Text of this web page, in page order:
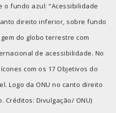
o fundo azul: “Acessibilidade
direito inferior, sobre fundo
do globo terrestre com
de acessibilidade. No
com os 17 Objetivos do
Logo da ONU no canto direito
Créditos: Divulgação/ ONU)